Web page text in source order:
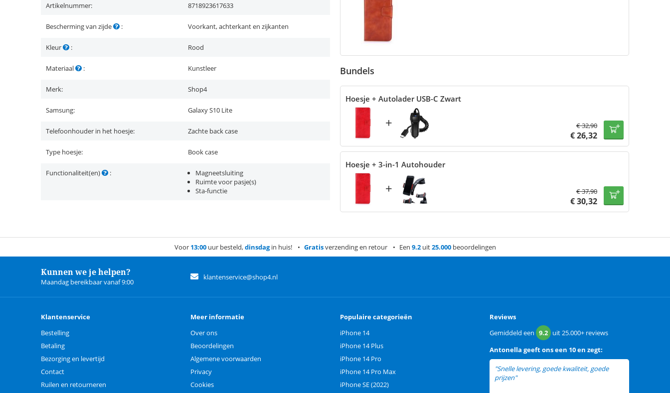
Artikelnummer: 8718923617633
Bescherming van zijde : Voorkant, achterkant en zijkanten
Kleur : Rood
Materiaal : Kunstleer
Merk: Shop4
Samsung: Galaxy S10 Lite
Telefoonhouder in het hoesje: Zachte back case
Type hoesje: Book case
Functionaliteit(en) :
Magneetsluiting
Ruimte voor pasje(s)
Sta-functie
Bundels
Hoesje + Autolader USB-C Zwart
+ €32,90
€26,32
Hoesje + 3-in-1 Autohouder
+ €37,90
€30,32
Voor 13:00uur besteld,dinsdagin huis! Gratisverzending en retour Een 9.2uit25.000beoordelingen
Kunnen we je helpen?
Maandag bereikbaar vanaf 9:00
klantenservice@shop4.nl
Klantenservice
Bestelling
Betaling
Bezorging en levertijd
Contact
Ruilen en retourneren
Meer informatie
Over ons
Beoordelingen
Algemene voorwaarden
Privacy
Cookies
Populaire categorieën
iPhone 14
iPhone 14 Plus
iPhone 14 Pro
iPhone 14 Pro Max
iPhone SE (2022)
Reviews
Gemiddeld een 9.2 uit25.000+ reviews
Antonella geeft ons een 10 en zegt:
"Snelle levering, goede kwaliteit, goede
prijzen"